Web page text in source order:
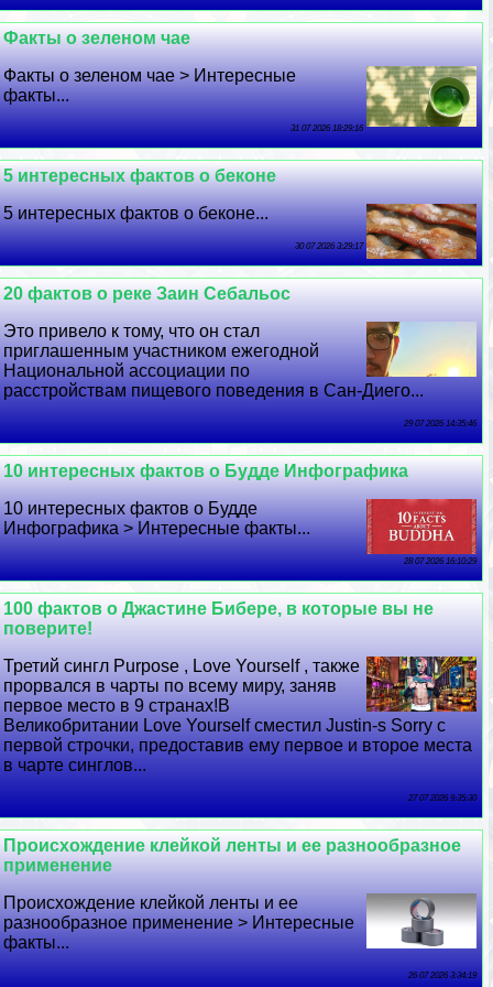
Факты о зеленом чае
Факты о зеленом чае > Интересные
факты...
31 07 2026 18:29:16
5 интересных фактов о беконе
5 интересных фактов о беконе...
30 07 2026 3:29:17
20 фактов о реке Заин Сeбaльос
Это привело к тому, что он стал
приглашенным участником ежегодной
Национальной ассоциации по
расстройствам пищевого поведения в Сан-Диего...
29 07 2026 14:35:46
10 интересных фактов о Будде Инфографика
10 интересных фактов о Будде
Инфографика > Интересные факты...
28 07 2026 16:10:29
100 фактов о Джастине Бибере, в которые вы не
поверите!
Третий сингл Purpose , Love Yourself , также
прорвался в чарты по всему миру, заняв
первое место в 9 странах!В
Великобритании Love Yourself сместил Justin-s Sorry с
первой строчки, предоставив ему первое и второе места
в чарте синглов...
27 07 2026 9:35:30
Происхождение клейкой ленты и ее разнообразное
применение
Происхождение клейкой ленты и ее
разнообразное применение > Интересные
факты...
26 07 2026 3:34:19